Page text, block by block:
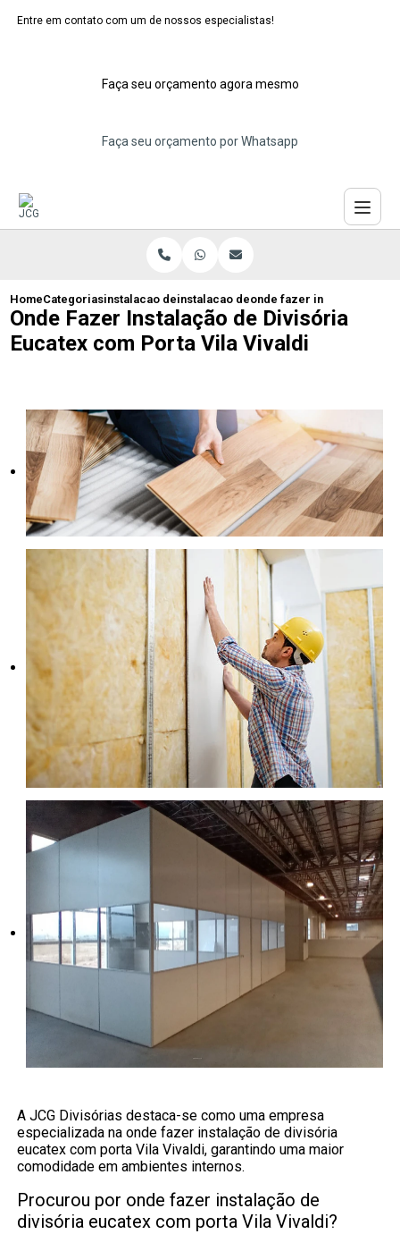
Entre em contato com um de nossos especialistas!
Faça seu orçamento agora mesmo
Faça seu orçamento por Whatsapp
HomeCategoriasinstalacao de dividorias eucatex
instalacao de divisoria eucatex branca
onde fazer instalacao de
Onde Fazer Instalação de Divisória
Eucatex com Porta Vila Vivaldi
A JCG Divisórias destaca-se como uma empresa
especializada na onde fazer instalação de divisória
eucatex com porta Vila Vivaldi, garantindo uma maior
comodidade em ambientes internos.
Procurou por onde fazer instalação de
divisória eucatex com porta Vila Vivaldi?